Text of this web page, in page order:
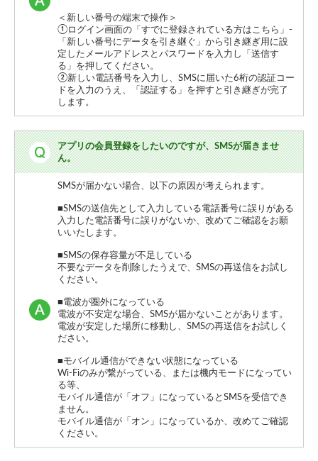
＜新しい番号の端末で操作＞
①ログイン画面の「すでに登録されている方はこちら」-
「新しい番号にデータを引き継ぐ」から引き継ぎ用に設
定したメールアドレスとパスワードを入力し「送信す
る」を押してください。
②新しい電話番号を入力し、SMSに届いた6桁の認証コー
ドを入力のうえ、「認証する」を押すと引き継ぎが完了
します。
アプリの会員登録をしたいのですが、SMSが届きませ
ん。
SMSが届かない場合、以下の原因が考えられます。
■SMSの送信先として入力している電話番号に誤りがある
入力した電話番号に誤りがないか、改めてご確認をお願
いいたします。
■SMSの保存容量が不足している
不要なデータを削除したうえで、SMSの再送信をお試し
ください。
■電波が圏外になっている
電波が不安定な場合、SMSが届かないことがあります。
電波が安定した場所に移動し、SMSの再送信をお試しく
ださい。
■モバイル通信ができない状態になっている
Wi-Fiのみが繋がっている、または機内モードになってい
る等、
モバイル通信が「オフ」になっているとSMSを受信でき
ません。
モバイル通信が「オン」になっているか、改めてご確認
ください。